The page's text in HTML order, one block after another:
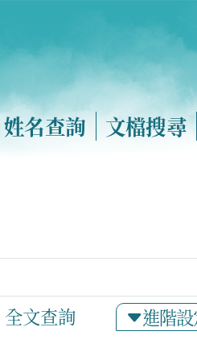
姓名查詢 文檔搜尋
全文查詢 進階